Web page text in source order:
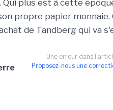
Qui plus est à cette
propre papier
de Tandberg qui va
Une erreur dans
Proposez-nous une